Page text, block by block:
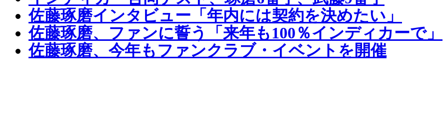
佐藤琢磨インタビュー「年内には契約を決めたい」
佐藤琢磨、ファンに誓う「来年も100％インディカーで」
佐藤琢磨、今年もファンクラブ・イベントを開催